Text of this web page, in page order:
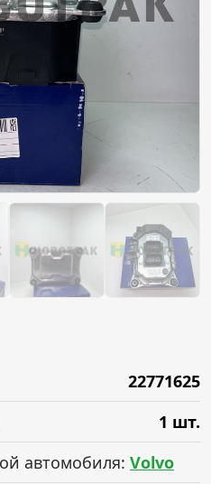
22771625
1 шт.
автомобиля: Volvo